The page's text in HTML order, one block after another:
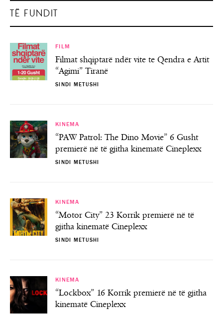
TË FUNDIT
FILM
Filmat shqiptarë ndër vite te Qendra e Artit
“Agimi” Tiranë
SINDI METUSHI
KINEMA
“PAW Patrol: The Dino Movie” 6 Gusht
premierë në të gjitha kinematë Cineplexx
SINDI METUSHI
KINEMA
“Motor City” 23 Korrik premierë në të
gjitha kinematë Cineplexx
SINDI METUSHI
KINEMA
“Lockbox” 16 Korrik premierë në të gjitha
kinematë Cineplexx